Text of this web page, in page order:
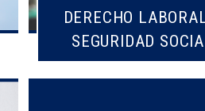
DERECHO
SEGURIDAD